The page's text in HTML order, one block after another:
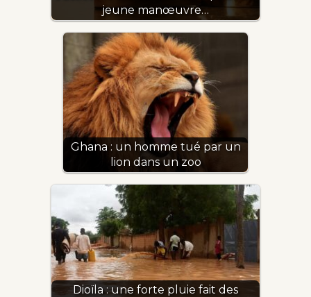
jeune manœuvre…
Ghana : un homme tué par un
lion dans un zoo
Dioïla : une forte pluie fait des